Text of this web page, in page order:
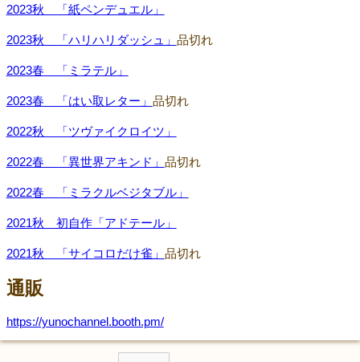
2023秋 「紙ペンデュエル」
2023秋 「ハリハリダッシュ」 品切れ
2023春 「ミラテル」
2023春 「はい取レター」 品切れ
2022秋 「ツヴァイクロイツ」
2022春 「異世界アキンド」 品切れ
2022春 「ミラクルベジタブル」
2021秋 初自作「アドテール」
2021秋 「サイコロだけ雀」 品切れ
通販
https://yunochannel.booth.pm/